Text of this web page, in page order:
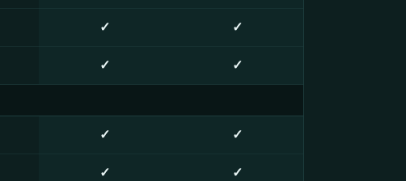
✓ ✓
✓ ✓
✓ ✓
✓ ✓